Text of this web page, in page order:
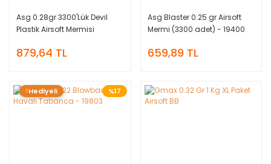
Asg 0.28gr 3300'Lük Devil
Plastik Airsoft Mermisi
879,64 TL
Asg Blaster 0.25 gr Airsoft
Mermi (3300 adet) - 19400
659,89 TL
%17
Hediyeli